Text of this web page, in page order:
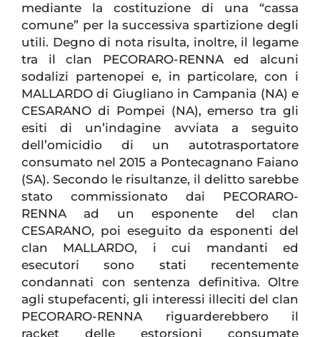
mediante la costituzione di una “cassa
comune” per la successiva spartizione degli
utili. Degno di nota risulta, inoltre, il legame
tra il clan PECORARO-RENNA ed alcuni
sodalizi partenopei e, in particolare, con i
MALLARDO di Giugliano in Campania (NA) e
CESARANO di Pompei (NA), emerso tra gli
esiti di un’indagine avviata a seguito
dell’omicidio di un autotrasportatore
consumato nel 2015 a Pontecagnano Faiano
(SA). Secondo le risultanze, il delitto sarebbe
stato commissionato dai PECORARO-
RENNA ad un esponente del clan
CESARANO, poi eseguito da esponenti del
clan MALLARDO, i cui mandanti ed
esecutori sono stati recentemente
condannati con sentenza definitiva. Oltre
agli stupefacenti, gli interessi illeciti del clan
PECORARO-RENNA riguarderebbero il
racket delle estorsioni consumate